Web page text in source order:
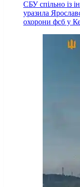
СБУ спільно із
уразила
охорони фсб у